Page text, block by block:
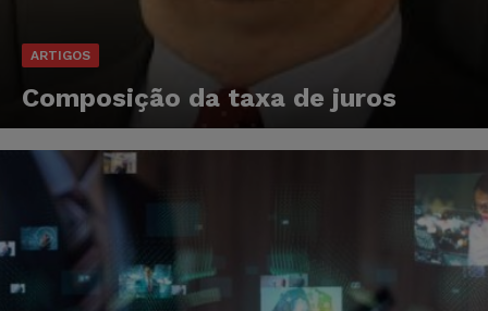
ARTIGOS
Composição da taxa de juros